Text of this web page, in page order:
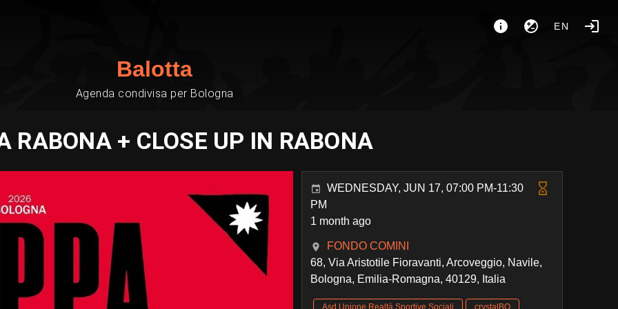
EN
Balotta
Agenda condivisa per Bologna
RABONA + CLOSE UP IN RABONA
WEDNESDAY, JUN 17, 07:00 PM-11:30
PM
1 month ago
FONDO COMINI
68, Via Aristotile Fioravanti, Arcoveggio, Navile,
Bologna, Emilia-Romagna, 40129, Italia
Asd Unione Realtà Sportive Sociali crystalBO